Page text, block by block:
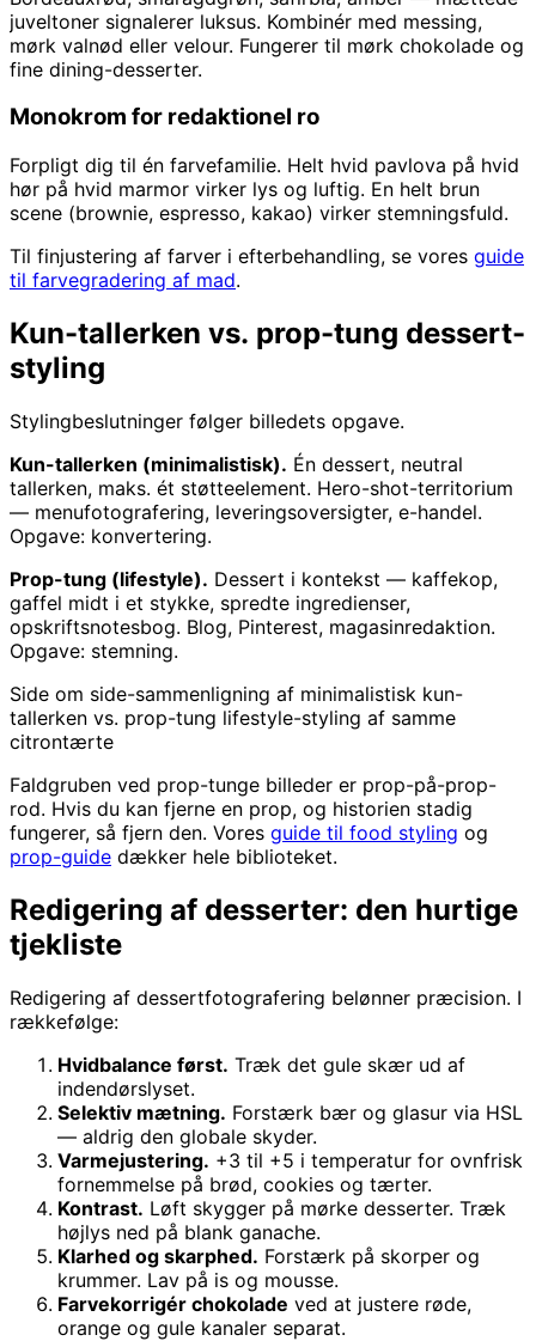
juveltoner signalerer luksus. Kombinér med messing,
mørk valnød eller velour. Fungerer til mørk chokolade og
fine dining-desserter.
Monokrom for redaktionel ro
Forpligt dig til én farvefamilie. Helt hvid pavlova på hvid
hør på hvid marmor virker lys og luftig. En helt brun
scene (brownie, espresso, kakao) virker stemningsfuld.
Til finjustering af farver i efterbehandling, se vores guide
til farvegradering af mad.
Kun-tallerken vs. prop-tung dessert-
styling
Stylingbeslutninger følger billedets opgave.
Kun-tallerken (minimalistisk). Én dessert, neutral
tallerken, maks. ét støtteelement. Hero-shot-territorium
— menufotografering, leveringsoversigter, e-handel.
Opgave: konvertering.
Prop-tung (lifestyle). Dessert i kontekst — kaffekop,
gaffel midt i et stykke, spredte ingredienser,
opskriftsnotesbog. Blog, Pinterest, magasinredaktion.
Opgave: stemning.
Side om side-sammenligning af minimalistisk kun-
tallerken vs. prop-tung lifestyle-styling af samme
citrontærte
Faldgruben ved prop-tunge billeder er prop-på-prop-
rod. Hvis du kan fjerne en prop, og historien stadig
fungerer, så fjern den. Vores guide til food styling og
prop-guide dækker hele biblioteket.
Redigering af desserter: den hurtige
tjekliste
Redigering af dessertfotografering belønner præcision. I
rækkefølge:
Hvidbalance først. Træk det gule skær ud af
indendørslyset.
Selektiv mætning. Forstærk bær og glasur via HSL
— aldrig den globale skyder.
Varmejustering. +3 til +5 i temperatur for ovnfrisk
fornemmelse på brød, cookies og tærter.
Kontrast. Løft skygger på mørke desserter. Træk
højlys ned på blank ganache.
Klarhed og skarphed. Forstærk på skorper og
krummer. Lav på is og mousse.
Farvekorrigér chokolade ved at justere røde,
orange og gule kanaler separat.